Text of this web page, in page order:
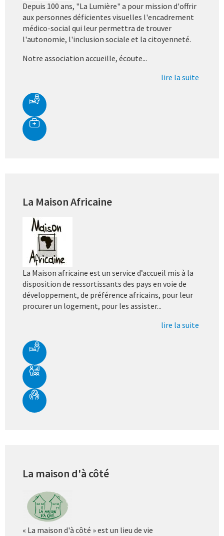
Depuis 100 ans, "La Lumière" a pour mission d'offrir
aux personnes déficientes visuelles l'encadrement
médico-social qui leur permettra de trouver
l'autonomie, l'inclusion sociale et la citoyenneté.
Notre association accueille, écoute...
lire la suite
La Maison Africaine
La Maison africaine est un service d’accueil mis à la
disposition de ressortissants des pays en voie de
développement, de préférence africains, pour leur
procurer un logement, pour les assister...
lire la suite
La maison d'à côté
« La maison d'à côté » est un lieu de vie